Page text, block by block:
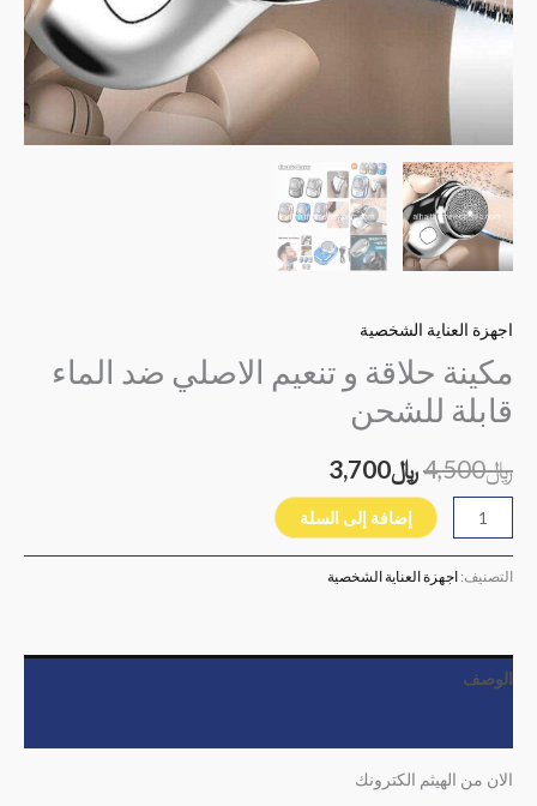
اجهزة العناية الشخصية
مكينة حلاقة و تنعيم الاصلي ضد الماء
قابلة للشحن
﷼4,500﷼3,700
إضافة إلى السلة
التصنيف: اجهزة العناية الشخصية
الوصف
الان من الهيثم الكترونك